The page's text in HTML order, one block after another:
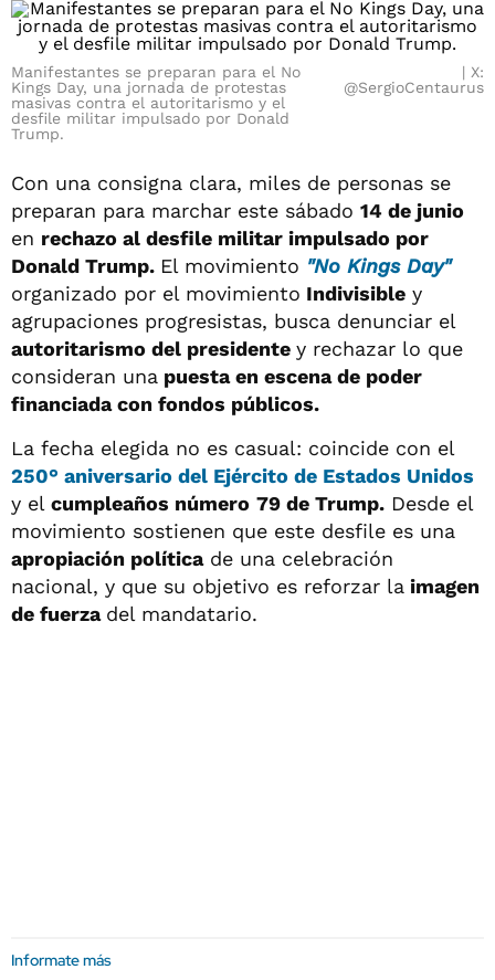
Manifestantes se preparan para el No
Kings Day, una jornada de protestas
masivas contra el autoritarismo y el
desfile militar impulsado por Donald
Trump.
X:
@SergioCentaurus
Con una consigna clara, miles de personas se
preparan para marchar este sábado 14 de junio
en rechazo al desfile militar impulsado por
Donald Trump. El movimiento "No Kings Day"
organizado por el movimiento Indivisible y
agrupaciones progresistas, busca denunciar el
autoritarismo del presidente y rechazar lo que
consideran una puesta en escena de poder
financiada con fondos públicos.
La fecha elegida no es casual: coincide con el
250° aniversario del Ejército de Estados Unidos
y el cumpleaños número 79 de Trump. Desde el
movimiento sostienen que este desfile es una
apropiación políticade una celebración
nacional, y que su objetivo es reforzar la imagen
de fuerza del mandatario.
Informate más